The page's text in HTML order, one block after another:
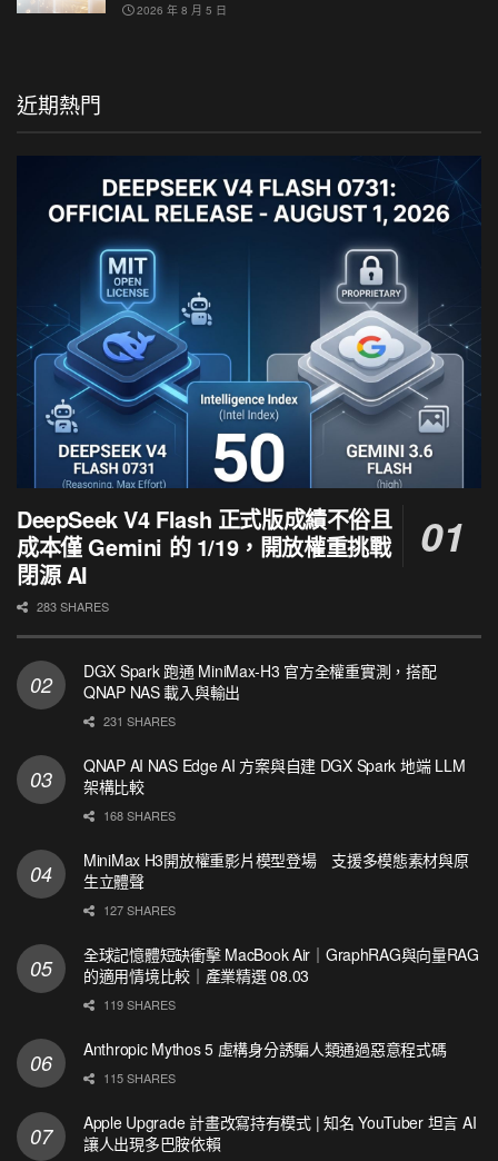
2026 年 8 月 5 日
近期熱門
DeepSeek V4 Flash 正式版成績不俗且
成本僅 Gemini 的 1/19，開放權重挑戰
閉源 AI
283 SHARES
DGX Spark 跑通 MiniMax-H3 官方全權重實測，搭配
QNAP NAS 載入與輸出
231 SHARES
QNAP AI NAS Edge AI 方案與自建 DGX Spark 地端 LLM
架構比較
168 SHARES
MiniMax H3開放權重影片模型登場 支援多模態素材與原
生立體聲
127 SHARES
全球記憶體短缺衝擊 MacBook Air｜GraphRAG與向量RAG
的適用情境比較｜產業精選 08.03
119 SHARES
Anthropic Mythos 5 虛構身分誘騙人類通過惡意程式碼
115 SHARES
Apple Upgrade 計畫改寫持有模式 | 知名 YouTuber 坦言 AI
讓人出現多巴胺依賴